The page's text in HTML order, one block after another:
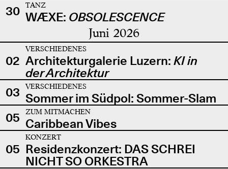
30
TANZ
WÆXE: OBSOLESCENCE
Juni 2026
02
VERSCHIEDENES
Architekturgalerie Luzern: KI in
der Architektur
03
VERSCHIEDENES
Sommer im Südpol: Sommer-Slam
05
ZUM MITMACHEN
Caribbean Vibes
05
KONZERT
Residenzkonzert: DAS SCHREI
NICHT SO ORKESTRA